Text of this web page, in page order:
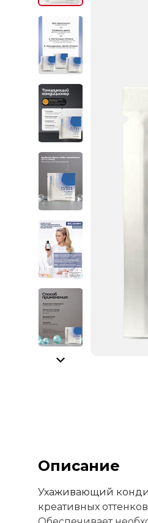
Описание
Ухаживающий
креативных